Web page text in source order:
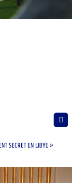
SECRET EN LIBYE »